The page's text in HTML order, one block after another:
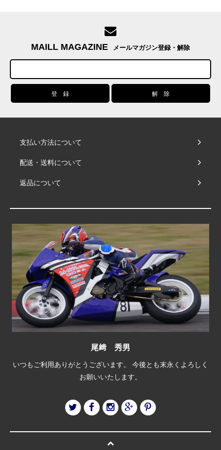
MAILL MAGAZINE メールマガジン登録・解除
支払い方法について
配送・送料について
返品について
尾﨑 秀男
いつもご利用ありがとうございます。 今後とも末永くよろしく
お願いいたします。